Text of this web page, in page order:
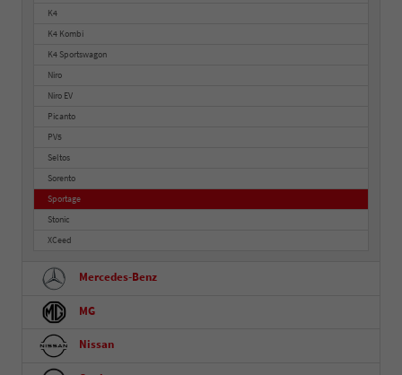
K4
K4 Kombi
K4 Sportswagon
Niro
Niro EV
Picanto
PV5
Seltos
Sorento
Sportage
Stonic
XCeed
Mercedes-Benz
MG
Nissan